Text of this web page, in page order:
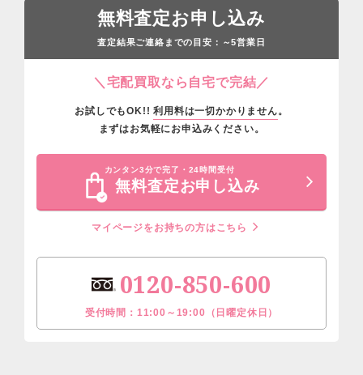
無料査定お申し込み
査定結果ご連絡までの目安： ～5営業日
＼宅配買取なら自宅で完結／
お試しでもOK!!利用料は一切かかりません。
まずはお気軽にお申込みください。
カンタン3分で完了・24時間受付
無料査定お申し込み
マイページをお持ちの方はこちら
0120-850-600
受付時間：11:00～19:00（日曜定休日）